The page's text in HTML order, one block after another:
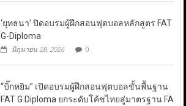
‘ยุทธนา’ ปิดอบรมผู้ฝึกสอนฟุตบอลหลักสูตร FAT
G-Diploma
มิถุนายน 28, 2026 0
“บิ๊กหยิม” เปิดอบรมผู้ฝึกสอนฟุตบอลขั้นพื้นฐาน
FAT G Diploma ยกระดับโค้ชไทยสู่มาตรฐาน FA